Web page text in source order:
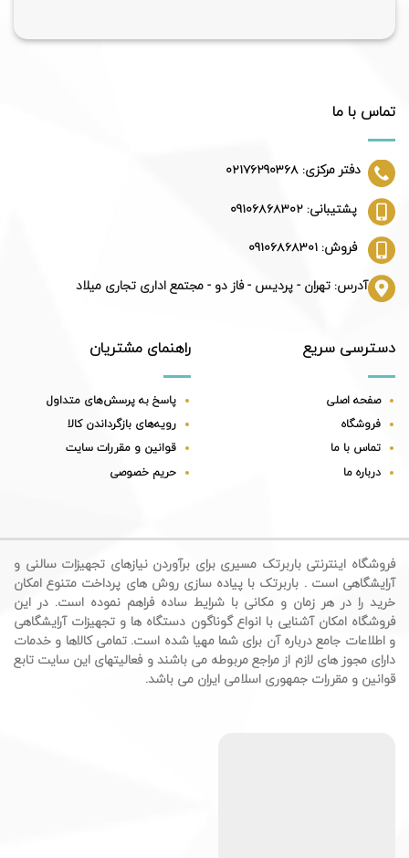
تماس با ما
دفتر مرکزی: 02176290368
پشتیبانی: 09106868302
فروش: 09106868301
آدرس: تهران - پردیس - فاز دو - مجتمع اداری تجاری میلاد
دسترسی سریع
صفحه اصلی
فروشگاه
تماس با ما
درباره ما
راهنمای مشتریان
پاسخ به پرسش‌های متداول
رویه‌های بازگرداندن کالا
قوانین و مقررات سایت
حریم خصوصی
فروشگاه اینترنتی باربرتک مسیری برای برآوردن نیازهای تجهیزات سالنی و
آرایشگاهی است . باربرتک با پیاده سازی روش های پرداخت متنوع امکان
خرید را در هر زمان و مکانی با شرایط ساده فراهم نموده است. در این
فروشگاه امکان آشنایی با انواع گوناگون دستگاه ها و تجهیزات آرایشگاهی
و اطلاعات جامع درباره آن برای شما مهیا شده است. تمامی کالاها و خدمات
دارای مجوز های لازم از مراجع مربوطه می باشند و فعالیتهای این سایت تابع
قوانین و مقررات جمهوری اسلامی ایران می باشد.